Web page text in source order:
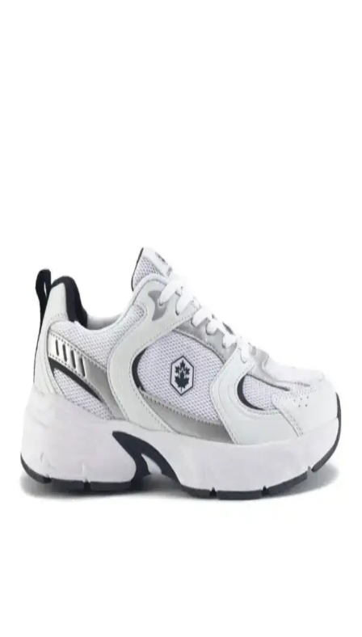
Nike Air Force 1, ikonik tasarımı ve teknolojik özellikleriyle spor ve
günlük yaşamda vazgeçilmez bir tercih. Konfor ve şıklığı bir araya
getirir, farklı tarzlara uyum sağlar.
Nike Team Hustle: Çok Yönlü Spor ve Günlük
Kullanım İçin Modern Ayakkabı Seçenekleri
Nike Team Hustle ayakkabıları, dayanıklılık, şıklık ve konforu bir
arada sunar. Spor ve günlük kullanım için uygun modelleriyle,
hareket özgürlüğü ve tarzı bir arada sağlar.
Genel Markalar Taraklı Siyah Metal Taç ve NEW
HİLL Unisex Metal Taç Karşılaştırması
İki popüler spor tacını detaylı karşılaştırıyoruz: dayanıklılık, tasarım
ve kullanıcı memnuniyetine odaklanın.